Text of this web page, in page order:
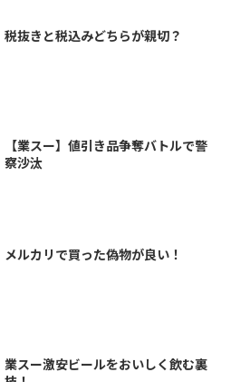
税抜きと税込みどちらが親切？
【業スー】値引き品争奪バトルで警
察沙汰
メルカリで買った偽物が良い！
業スー激安ビールをおいしく飲む裏